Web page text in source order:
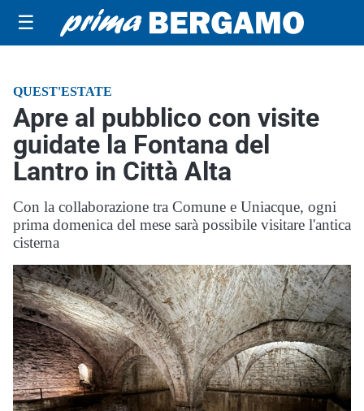
☰
QUEST'ESTATE
Apre al pubblico con visite
guidate la Fontana del
Lantro in Città Alta
Con la collaborazione tra Comune e Uniacque, ogni
prima domenica del mese sarà possibile visitare l'antica
cisterna